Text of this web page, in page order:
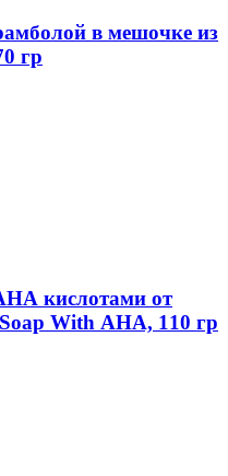
в мешочке из
гр
кислотами от
With AHA, 110 гр